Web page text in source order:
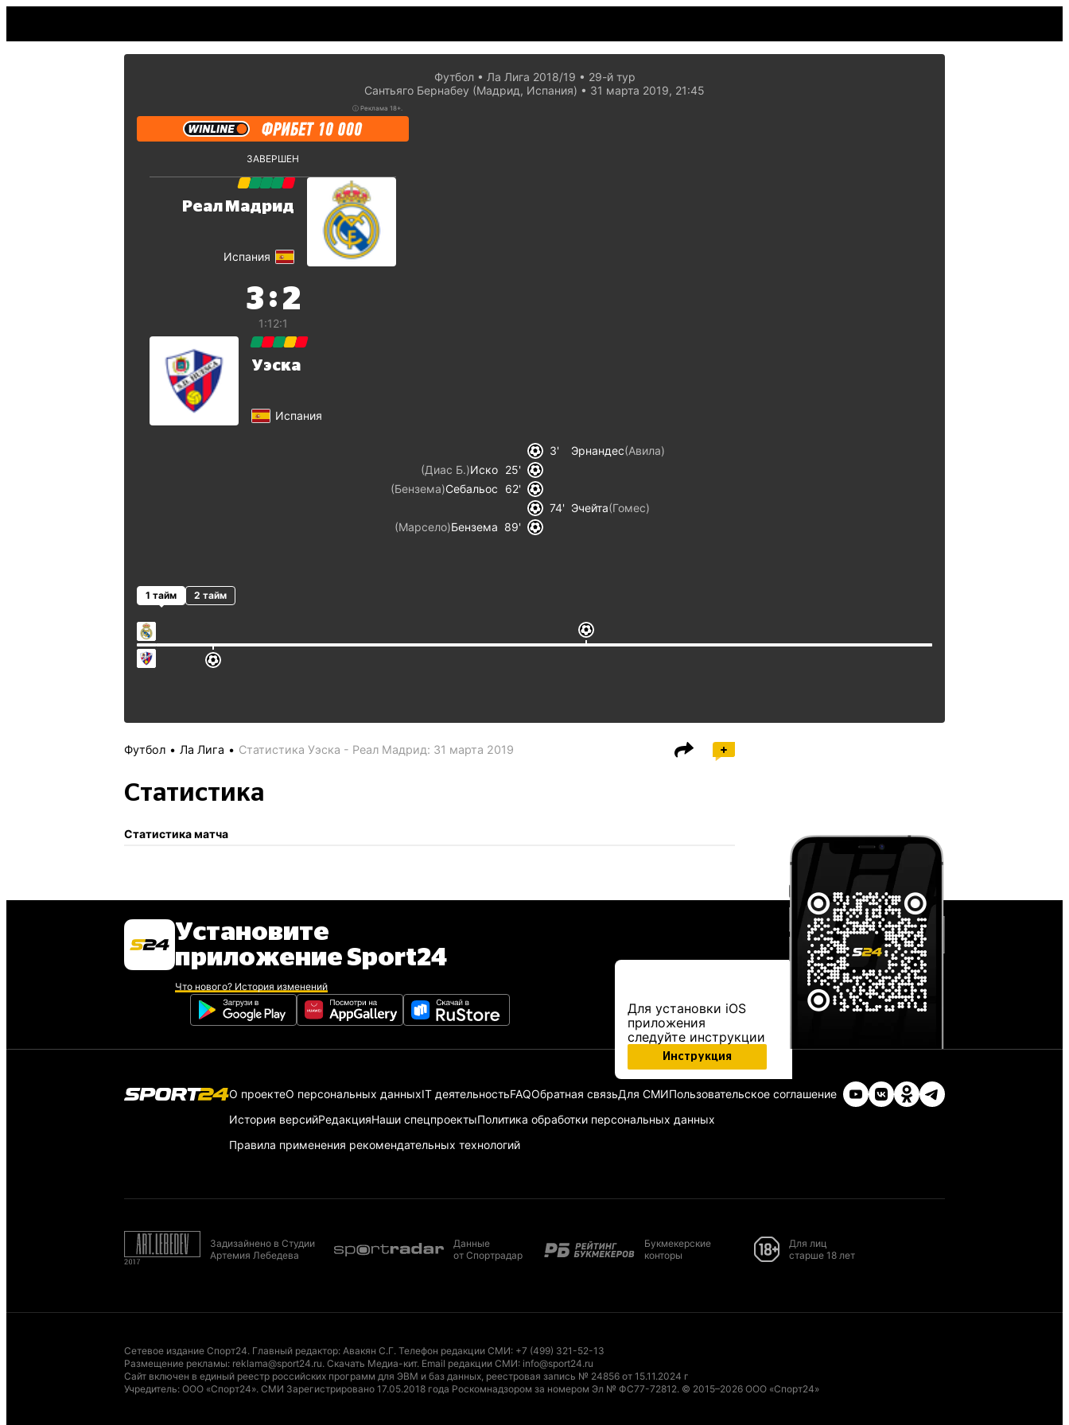
Футбол Ла Лига 2018/19
29-й тур
Сантьяго Бернабеу (Мадрид, Испания)
31 марта 2019, 21:45
ⓘ Реклама 18+.
ЗАВЕРШЕН
Реал Мадрид
Испания
3 : 2
1:12:1
Уэска
Испания
3 (Авила)
Эрнандес
(Диас Б.)Иско 25
(Бензема)Себальос
62
74
(Гомес)
Эчейта
(Марсело)Бензема 89
1 тайм 2 тайм
Футбол Ла Лига Статистика Уэска - Реал Мадрид: 31 марта 2019
Статистика
Статистика матча
Установите
приложение Sport24
Что нового? История изменений
Для установки iOS
приложения
следуйте инструкции
Инструкция
О проектеО персональных данныхIT деятельностьFAQОбратная связьДля СМИПользовательское соглашение
История версийРедакцияНаши спецпроектыПолитика обработки персональных данных
Правила применения рекомендательных технологий
Задизайнено в Студии
Артемия Лебедева
Данные
от Спортрадар
Букмекерские
конторы
Для лиц
старше 18 лет
Сетевое издание Спорт24. Главный редактор: Авакян С.Г. Телефон редакции СМИ: +7 (499) 321-52-13
Размещение рекламы: reklama@sport24.ru. Скачать Медиа-кит. Email редакции СМИ: info@sport24.ru
Сайт включен в единый реестр российских программ для ЭВМ и баз данных, реестровая запись № 24856 от 15.11.2024 г
Учредитель: ООО «Спорт24». СМИ Зарегистрировано 17.05.2018 года Роскомнадзором за номером Эл № ФС77-72812. © 2015–2026 ООО «Спорт24»